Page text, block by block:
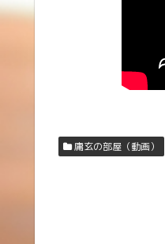
庸玄の部屋（動画）